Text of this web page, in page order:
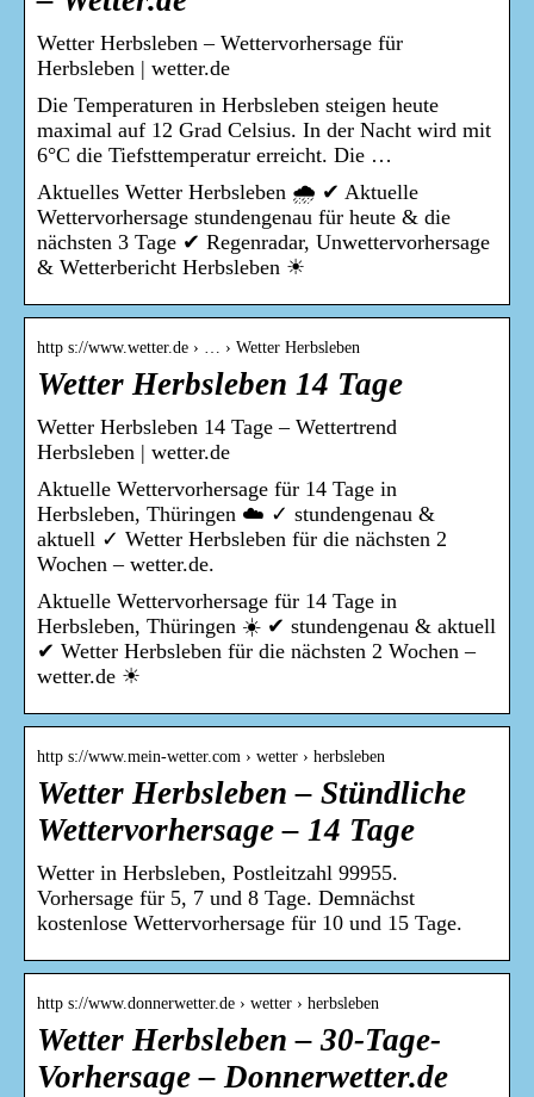
Wetter Herbsleben – Wettervorhersage für
Herbsleben | wetter.de
Die Temperaturen in Herbsleben steigen heute
maximal auf 12 Grad Celsius. In der Nacht wird mit
6°C die Tiefsttemperatur erreicht. Die …
Aktuelles Wetter Herbsleben 🌧️ ✔ Aktuelle
Wettervorhersage stundengenau für heute & die
nächsten 3 Tage ✔ Regenradar, Unwettervorhersage
& Wetterbericht Herbsleben ☀
http s://www.wetter.de › … › Wetter Herbsleben
Wetter Herbsleben 14 Tage
Wetter Herbsleben 14 Tage – Wettertrend
Herbsleben | wetter.de
Aktuelle Wettervorhersage für 14 Tage in
Herbsleben, Thüringen ☁️ ✓ stundengenau &
aktuell ✓ Wetter Herbsleben für die nächsten 2
Wochen – wetter.de.
Aktuelle Wettervorhersage für 14 Tage in
Herbsleben, Thüringen ☀️ ✔ stundengenau & aktuell
✔ Wetter Herbsleben für die nächsten 2 Wochen –
wetter.de ☀
http s://www.mein-wetter.com › wetter › herbsleben
Wetter Herbsleben – Stündliche
Wettervorhersage – 14 Tage
Wetter in Herbsleben, Postleitzahl 99955.
Vorhersage für 5, 7 und 8 Tage. Demnächst
kostenlose Wettervorhersage für 10 und 15 Tage.
http s://www.donnerwetter.de › wetter › herbsleben
Wetter Herbsleben – 30-Tage-
Vorhersage – Donnerwetter.de